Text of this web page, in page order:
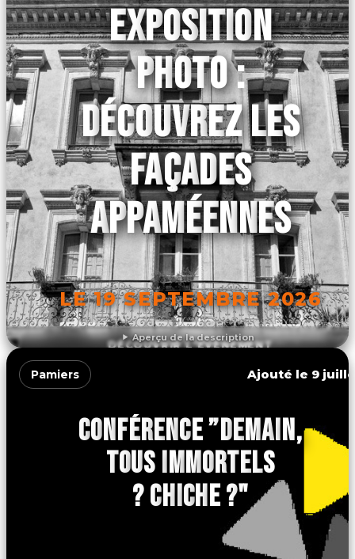
Aperçu de la description
EXPOSITION
PHOTO :
DÉCOUVREZ LES
FAÇADES
APPAMÉENNES
LE 19 SEPTEMBRE 2026
DÉCOUVRIR L'ÉVÉNEMENT
Pamiers Ajouté le 9
CONFÉRENCE ”DEMAIN,
TOUS IMMORTELS
? CHICHE ?"